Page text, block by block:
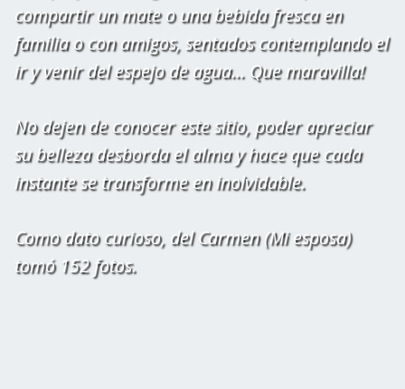
compartir un mate o una bebida fresca en
familia o con amigos, sentados contemplando el
ir y venir del espejo de agua... Que maravilla!
No dejen de conocer este sitio, poder apreciar
su belleza desborda el alma y hace que cada
instante se transforme en inolvidable.
Como dato curioso, del Carmen (Mi esposa)
tomó 152 fotos.